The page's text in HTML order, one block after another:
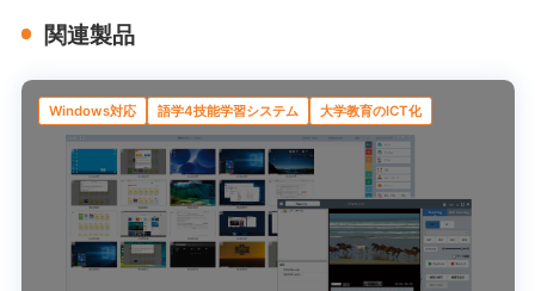
関連製品
Windows対応 語学4技能学習システム 大学教育のICT化